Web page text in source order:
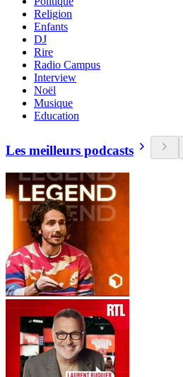
Religion
Enfants
DJ
Rire
Radio Campus
Interview
Noël
Musique
Education
Les meilleurs podcasts